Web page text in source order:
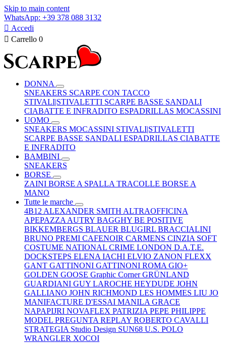
Skip to main content
WhatsApp: +39 378 088 3132
 Accedi
 Carrello 0
DONNA
SNEAKERS SCARPE CON TACCO
STIVALI|STIVALETTI SCARPE BASSE SANDALI
CIABATTE E INFRADITO ESPADRILLAS MOCASSINI
UOMO
SNEAKERS MOCASSINI STIVALI|STIVALETTI
SCARPE BASSE SANDALI ESPADRILLAS CIABATTE
E INFRADITO
BAMBINI
SNEAKERS
BORSE
ZAINI BORSE A SPALLA TRACOLLE BORSE A
MANO
Tutte le marche
4B12 ALEXANDER SMITH ALTRAOFFICINA
APEPAZZA AUTRY BAGGHY BE POSITIVE
BIKKEMBERGS BLAUER BLUGIRL BRACCIALINI
BRUNO PREMI CAFENOIR CARMENS CINZIA SOFT
COSTUME NATIONAL CRIME LONDON D.A.T.E.
DOCKSTEPS ELENA IACHI ELVIO ZANON FLEXX
GANT GATTINONI GATTINONI ROMA GIO+
GOLDEN GOOSE Graphic CornerGRÜNLAND
GUARDIANI GUY LAROCHE HEYDUDE JOHN
GALLIANO JOHN RICHMOND LES HOMMES LIU JO
MANIFACTURE D'ESSAI MANILA GRACE
NAPAPIJRI NOVAFLEX PATRIZIA PEPE PHILIPPE
MODEL PREGUNTA REPLAY ROBERTO CAVALLI
STRATEGIA Studio Design SUN68 U.S. POLO
WRANGLER XOCOI